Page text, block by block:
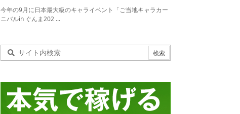
今年の9月に日本最大級のキャライベント「ご当地キャラカー
ニバルin ぐんま202 ...